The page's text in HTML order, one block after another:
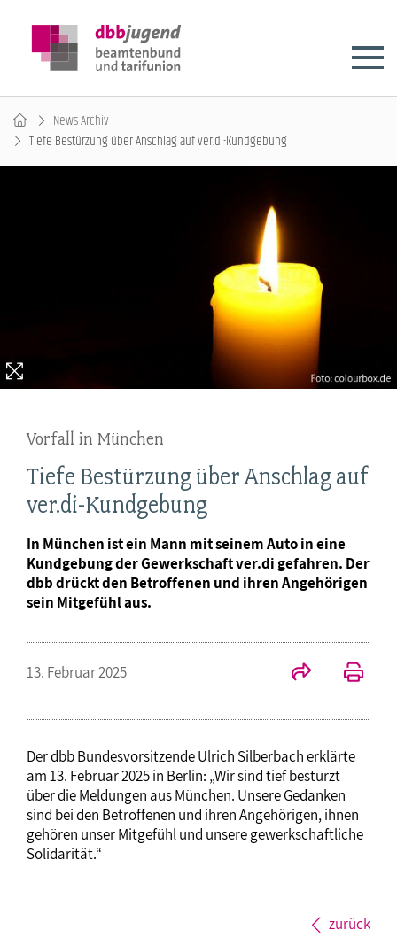
News-Archiv
Tiefe Bestürzung über Anschlag auf ver.di-Kundgebung
Vorfall in München
Tiefe Bestürzung über Anschlag auf
ver.di-Kundgebung
In München ist ein Mann mit seinem Auto in eine
Kundgebung der Gewerkschaft ver.di gefahren. Der
dbb drückt den Betroffenen und ihren Angehörigen
sein Mitgefühl aus.
13. Februar 2025
Der dbb Bundesvorsitzende Ulrich Silberbach erklärte
am 13. Februar 2025 in Berlin: „Wir sind tief bestürzt
über die Meldungen aus München. Unsere Gedanken
sind bei den Betroffenen und ihren Angehörigen, ihnen
gehören unser Mitgefühl und unsere gewerkschaftliche
Solidarität.“
zurück